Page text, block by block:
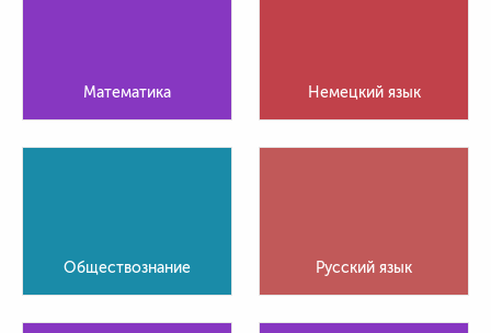
Математика Немецкий язык
Обществознание Русский язык